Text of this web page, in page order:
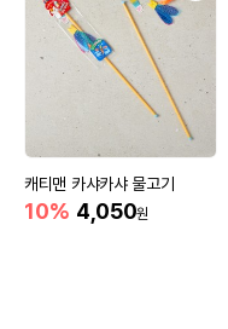
캐티맨 카샤카샤 물고기
10% 4,050원